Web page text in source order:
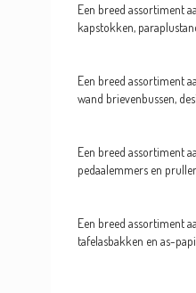
Een breed assortiment
kapstokken,
Een breed assortiment
wand brievenbussen,
Een breed assortiment
pedaalemmers en
Een breed assortiment
tafelasbakken en as-